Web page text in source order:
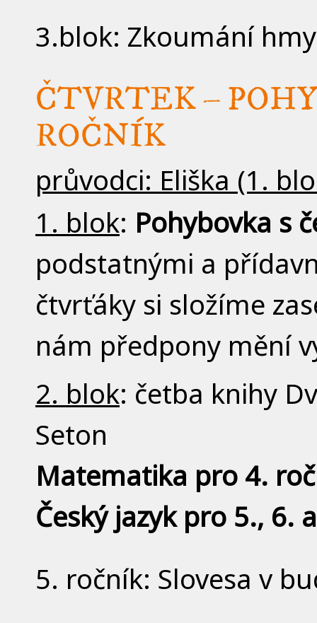
3.blok: Zkoumání
ČTVRTEK –
ROČNÍK
průvodci: Eliška (1.
1. blok: Pohybovka s
podstatnými a
čtvrťáky si složíme
nám předpony mění
2. blok: četba knihy
Seton
Matematika pro 4.
Český jazyk pro 5., 6.
5. ročník: Slovesa v